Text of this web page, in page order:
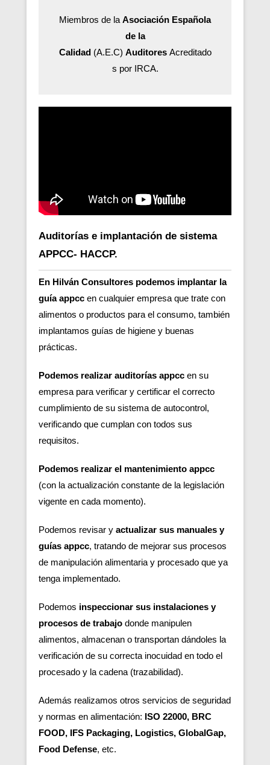
Miembros de la Asociación Española
de la
Calidad(A.E.C) AuditoresAcreditado
s por IRCA.
Auditorías e implantación de sistema
APPCC- HACCP.
En Hilván Consultores podemos implantar la
guía appcc en cualquier empresa que trate con
alimentos o productos para el consumo, también
implantamos guías de higiene y buenas
prácticas.
Podemos realizar auditorías appcc en su
empresa para verificar y certificar el correcto
cumplimiento de su sistema de autocontrol,
verificando que cumplan con todos sus
requisitos.
Podemos realizar el mantenimiento appcc
(con la actualización constante de la legislación
vigente en cada momento).
Podemos revisar y actualizar sus manuales y
guías appcc, tratando de mejorar sus procesos
de manipulación alimentaria y procesado que ya
tenga implementado.
Podemos inspeccionar sus instalaciones y
procesos de trabajo donde manipulen
alimentos, almacenan o transportan dándoles la
verificación de su correcta inocuidad en todo el
procesado y la cadena (trazabilidad).
Además realizamos otros servicios de seguridad
y normas en alimentación: ISO 22000, BRC
FOOD, IFS Packaging, Logistics, GlobalGap,
Food Defense, etc.